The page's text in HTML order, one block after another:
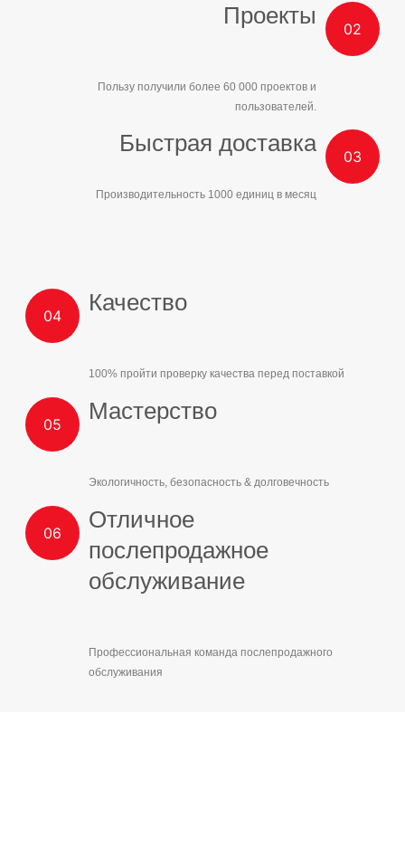
Проекты
Пользу получили более 60 000 проектов и
пользователей.
Быстрая доставка
Производительность 1000 единиц в месяц
Качество
100% пройти проверку качества перед поставкой
Мастерство
Экологичность, безопасность & долговечность
Отличное
послепродажное
обслуживание
Профессиональная команда послепродажного
обслуживания